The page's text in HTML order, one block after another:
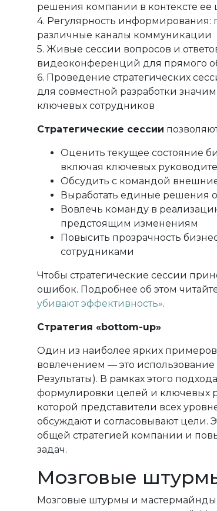
решения компании в контексте
4. Регулярность информирования:
различные каналы коммуникации
5. Живые сессии вопросов и
видеоконференций для прямого
6. Проведение стратегических
для совместной разработки
ключевых сотрудников
Стратегические сессии
Оценить текущее состояние
включая ключевых
Обсудить с командой
Выработать единые решения
Вовлечь команду в
предстоящим изменениям
Повысить прозрачность
сотрудниками
Чтобы стратегические сессии
ошибок. Подробнее об этом читайте
убивают эффективность».
Стратегия «bottom-up»
Один из наиболее ярких
вовлечением — это
Результаты). В рамках этого
формулировки целей и ключевых
которой представители всех
обсуждают и согласовывают цели.
общей стратегией компании и
задач.
Мозговые
Мозговые штурмы и